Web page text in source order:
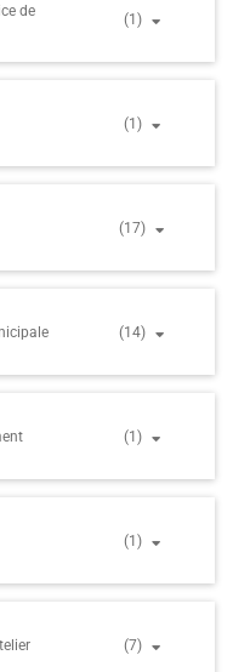
de
(1)
(1)
(17)
(14)
(1)
(1)
(7)